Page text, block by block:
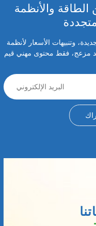
والأنظمة
وتنبيهات الأسعار لأنظمة
مزعج، فقط محتوى مهني قيم